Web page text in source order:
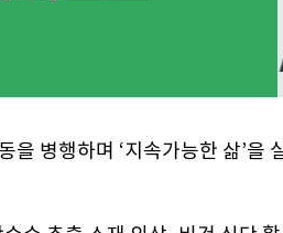
을 병행하며 ‘지속가능한 삶’을